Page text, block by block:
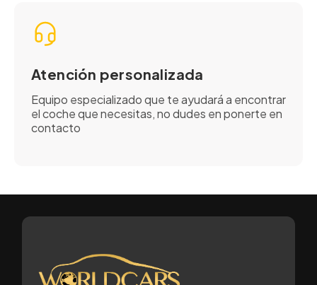
Atención personalizada
Equipo especializado que te ayudará a encontrar
el coche que necesitas, no dudes en ponerte en
contacto